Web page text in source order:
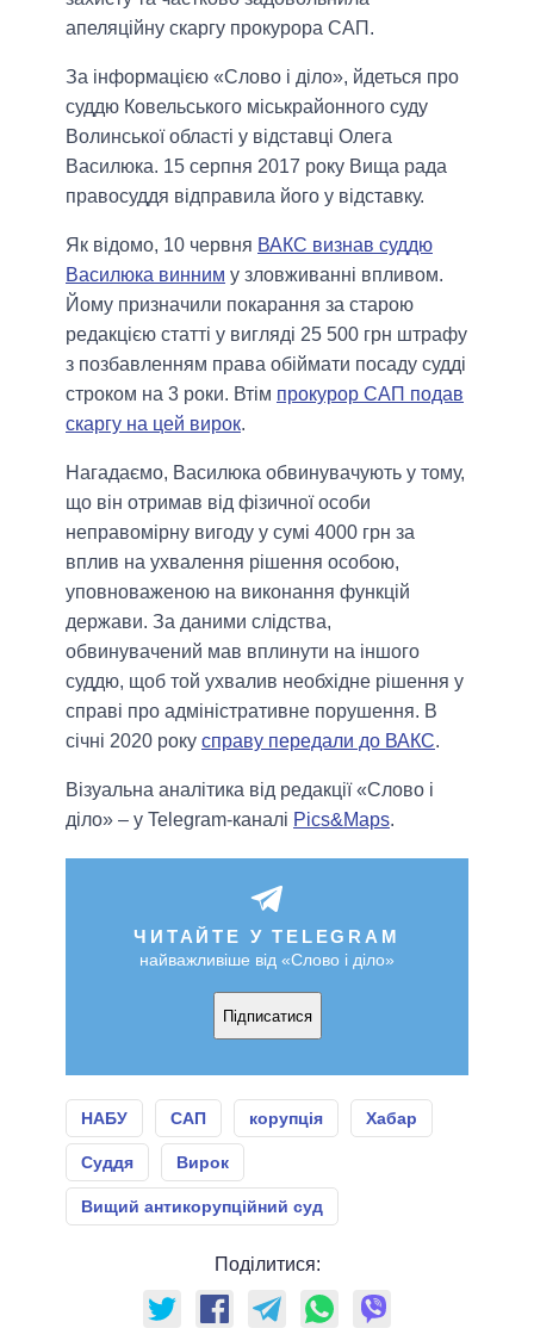
апеляційну скаргу прокурора САП.
За інформацією «Слово і діло», йдеться про
суддю Ковельського міськрайонного суду
Волинської області у відставці Олега
Василюка. 15 серпня 2017 року Вища рада
правосуддя відправила його у відставку.
Як відомо, 10 червня ВАКС визнав суддю
Василюка винним у зловживанні впливом.
Йому призначили покарання за старою
редакцією статті у вигляді 25 500 грн штрафу
з позбавленням права обіймати посаду судді
строком на 3 роки. Втім прокурор САП подав
скаргу на цей вирок.
Нагадаємо, Василюка обвинувачують у тому,
що він отримав від фізичної особи
неправомірну вигоду у сумі 4000 грн за
вплив на ухвалення рішення особою,
уповноваженою на виконання функцій
держави. За даними слідства,
обвинувачений мав вплинути на іншого
суддю, щоб той ухвалив необхідне рішення у
справі про адміністративне порушення. В
січні 2020 року справу передали до ВАКС.
Візуальна аналітика від редакції «Слово і
діло» – у Telegram-каналі Pics&Maps.
ЧИТАЙТЕ У TELEGRAM
найважливіше від «Слово і діло»
Підписатися
НАБУ САП корупція Хабар
Суддя Вирок
Вищий антикорупційний суд
Поділитися: